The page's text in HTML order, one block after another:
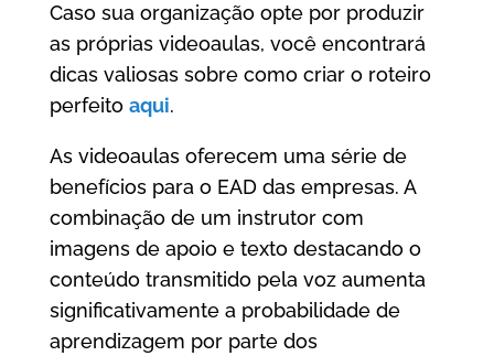
Caso sua organização opte por produzir
as próprias videoaulas, você encontrará
dicas valiosas sobre como criar o roteiro
perfeito aqui.
As videoaulas oferecem uma série de
benefícios para o EAD das empresas. A
combinação de um instrutor com
imagens de apoio e texto destacando o
conteúdo transmitido pela voz aumenta
significativamente a probabilidade de
aprendizagem por parte dos